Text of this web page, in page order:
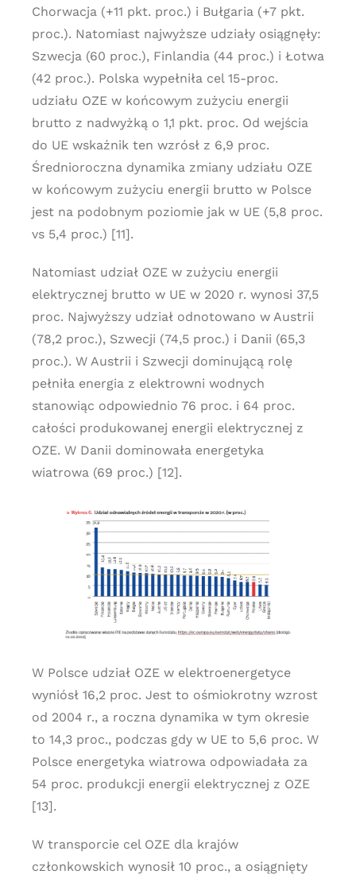
Chorwacja (+11 pkt. proc.) i Bułgaria (+7 pkt.
proc.). Natomiast najwyższe udziały osiągnęły:
Szwecja (60 proc.), Finlandia (44 proc.) i Łotwa
(42 proc.). Polska wypełniła cel 15-proc.
udziału OZE w końcowym zużyciu energii
brutto z nadwyżką o 1,1 pkt. proc. Od wejścia
do UE wskaźnik ten wzrósł z 6,9 proc.
Średnioroczna dynamika zmiany udziału OZE
w końcowym zużyciu energii brutto w Polsce
jest na podobnym poziomie jak w UE (5,8 proc.
vs 5,4 proc.) [11].
Natomiast udział OZE w zużyciu energii
elektrycznej brutto w UE w 2020 r. wynosi 37,5
proc. Najwyższy udział odnotowano w Austrii
(78,2 proc.), Szwecji (74,5 proc.) i Danii (65,3
proc.). W Austrii i Szwecji dominującą rolę
pełniła energia z elektrowni wodnych
stanowiąc odpowiednio 76 proc. i 64 proc.
całości produkowanej energii elektrycznej z
OZE. W Danii dominowała energetyka
wiatrowa (69 proc.) [12].
W Polsce udział OZE w elektroenergetyce
wyniósł 16,2 proc. Jest to ośmiokrotny wzrost
od 2004 r., a roczna dynamika w tym okresie
to 14,3 proc., podczas gdy w UE to 5,6 proc. W
Polsce energetyka wiatrowa odpowiadała za
54 proc. produkcji energii elektrycznej z OZE
[13].
W transporcie cel OZE dla krajów
członkowskich wynosił 10 proc., a osiągnięty